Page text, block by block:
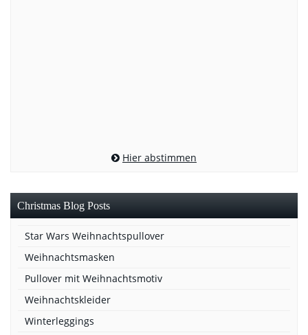
Hier abstimmen
Christmas Blog Posts
Star Wars Weihnachtspullover
Weihnachtsmasken
Pullover mit Weihnachtsmotiv
Weihnachtskleider
Winterleggings